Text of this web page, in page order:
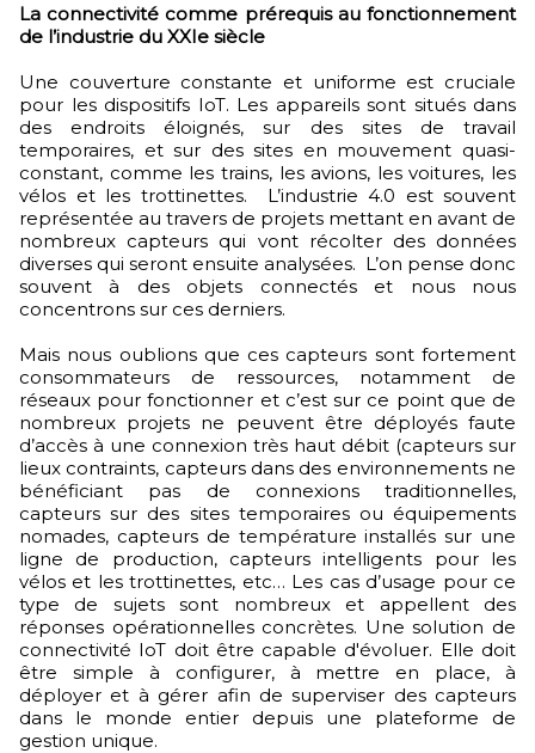
La connectivité comme prérequis au fonctionnement
de l’industrie du XXIe siècle
Une couverture constante et uniforme est cruciale
pour les dispositifs IoT. Les appareils sont situés dans
des endroits éloignés, sur des sites de travail
temporaires, et sur des sites en mouvement quasi-
constant, comme les trains, les avions, les voitures, les
vélos et les trottinettes. L’industrie 4.0 est souvent
représentée au travers de projets mettant en avant de
nombreux capteurs qui vont récolter des données
diverses qui seront ensuite analysées. L’on pense donc
souvent à des objets connectés et nous nous
concentrons sur ces derniers.
Mais nous oublions que ces capteurs sont fortement
consommateurs de ressources, notamment de
réseaux pour fonctionner et c’est sur ce point que de
nombreux projets ne peuvent être déployés faute
d’accès à une connexion très haut débit (capteurs sur
lieux contraints, capteurs dans des environnements ne
bénéficiant pas de connexions traditionnelles,
capteurs sur des sites temporaires ou équipements
nomades, capteurs de température installés sur une
ligne de production, capteurs intelligents pour les
vélos et les trottinettes, etc… Les cas d’usage pour ce
type de sujets sont nombreux et appellent des
réponses opérationnelles concrètes. Une solution de
connectivité IoT doit être capable d'évoluer. Elle doit
être simple à configurer, à mettre en place, à
déployer et à gérer afin de superviser des capteurs
dans le monde entier depuis une plateforme de
gestion unique.